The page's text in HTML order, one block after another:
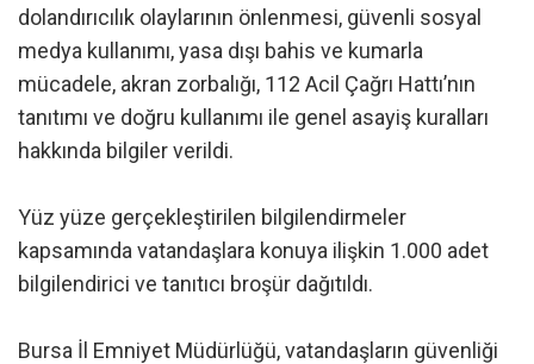
dolandırıcılık olaylarının önlenmesi, güvenli sosyal
medya kullanımı, yasa dışı bahis ve kumarla
mücadele, akran zorbalığı, 112 Acil Çağrı Hattı’nın
tanıtımı ve doğru kullanımı ile genel asayiş kuralları
hakkında bilgiler verildi.
Yüz yüze gerçekleştirilen bilgilendirmeler
kapsamında vatandaşlara konuya ilişkin 1.000 adet
bilgilendirici ve tanıtıcı broşür dağıtıldı.
Bursa İl Emniyet Müdürlüğü, vatandaşların güvenliği